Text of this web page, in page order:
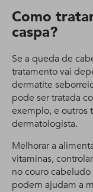
Como
caspa?
Se a queda de
tratamento vai
dermatite
pode ser tratada
exemplo, e outros
dermatologista.
Melhorar a
vitaminas,
no couro
podem ajudam a